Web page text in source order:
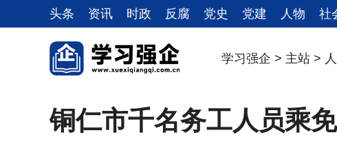
头条 资讯 时政 反腐 党史 党建 人物 社
学习强企 > 主站 >
铜仁市千名务工人员乘